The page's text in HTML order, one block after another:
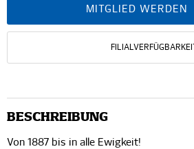
MITGLIED WERDEN
FILIALVERFÜGBARKEIT
BESCHREIBUNG
Von 1887 bis in alle Ewigkeit!